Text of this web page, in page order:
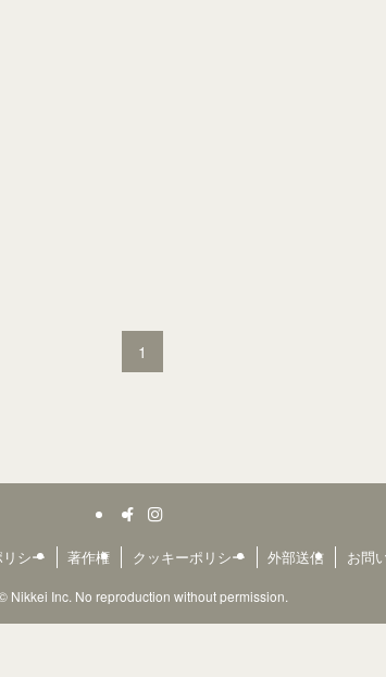
1
シー 著作権 クッキーポリシー 外部送信 お問
Nikkei Inc. No reproduction without permission.